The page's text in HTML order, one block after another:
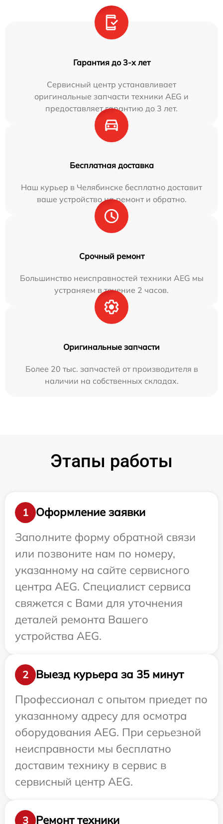
Гарантия до 3-х лет
Сервисный центр устанавливает
оригинальные запчасти техники AEG и
предоставляет гарантию до 3 лет.
Бесплатная доставка
Наш курьер в Челябинске бесплатно доставит
ваше устройство на ремонт и обратно.
Срочный ремонт
Большинство неисправностей техники AEG мы
устраняем в течение 2 часов.
Оригинальные запчасти
Более 20 тыс. запчастей от производителя в
наличии на собственных складах.
Этапы работы
1
Оформление заявки
Заполните форму обратной связи
или позвоните нам по номеру,
указанному на сайте сервисного
центра AEG. Специалист сервиса
свяжется с Вами для уточнения
деталей ремонта Вашего
устройства AEG.
2
Выезд курьера за 35 минут
Профессионал с опытом приедет по
указанному адресу для осмотра
оборудования AEG. При серьезной
неисправности мы бесплатно
доставим технику в сервис в
сервисный центр AEG.
3 Ремонт техники